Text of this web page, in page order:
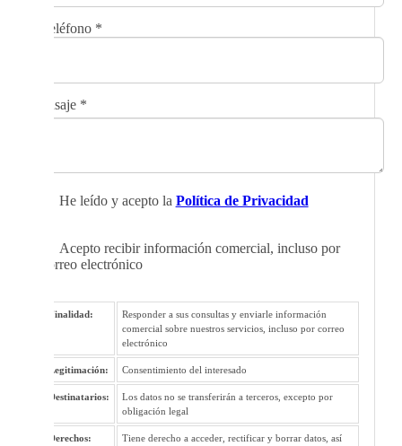
Teléfono *
Mensaje *
He leído y acepto la Política de Privacidad
Acepto recibir información comercial, incluso por
correo electrónico
Finalidad:
Responder a sus consultas y enviarle información
comercial sobre nuestros servicios, incluso por correo
electrónico
Legitimación: Consentimiento del interesado
Destinatarios:
Los datos no se transferirán a terceros, excepto por
obligación legal
Derechos:
Tiene derecho a acceder, rectificar y borrar datos, así